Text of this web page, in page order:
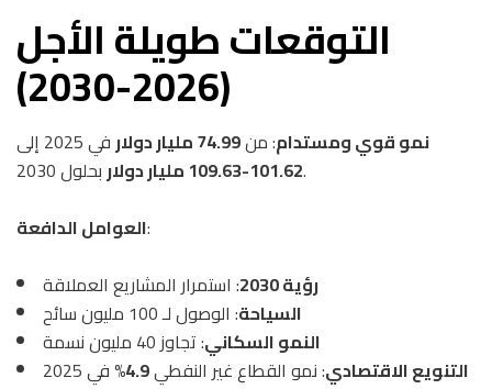
التوقعات طويلة الأجل
(2026-2030)
نمو قوي ومستدام: من74.99 مليار دولار
في 2025 إلى
101.62-109.63 مليار دولاربحلول 2030.
العوامل الدافعة:
رؤية 2030
: استمرار المشاريع العملاقة
السياحة: الوصول لـ 100 مليون سائح
النمو السكاني: تجاوز 40 مليون نسمة
التنويع الاقتصادي: نمو القطاع غير النفطي4.9% في 2025